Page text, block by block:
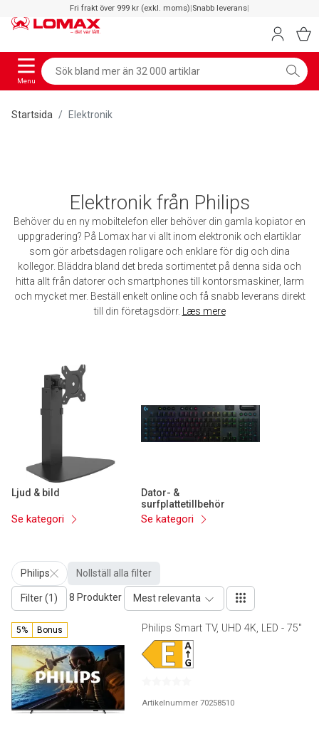
Fri frakt över 999 kr (exkl. moms)|Snabb leverans|
Menu
Startsida Elektronik
Elektronik från Philips
Behöver du en ny mobiltelefon eller behöver din gamla kopiator en
uppgradering? På Lomax har vi allt inom elektronik och elartiklar
som gör arbetsdagen roligare och enklare för dig och dina
kollegor. Bläddra bland det breda sortimentet på denna sida och
hitta allt från datorer och smartphones till kontorsmaskiner, larm
och mycket mer. Beställ enkelt online och få snabb leverans direkt
till din företagsdörr.
Læs mere
Ljud & bild
Se kategori
Dator- &
surfplattetillbehör
Se kategori
Philips Nollställ alla filter
Filter (1) 8 Produkter Mest relevanta
5% Bonus Philips Smart TV, UHD 4K, LED - 75"
Artikelnummer 70258510